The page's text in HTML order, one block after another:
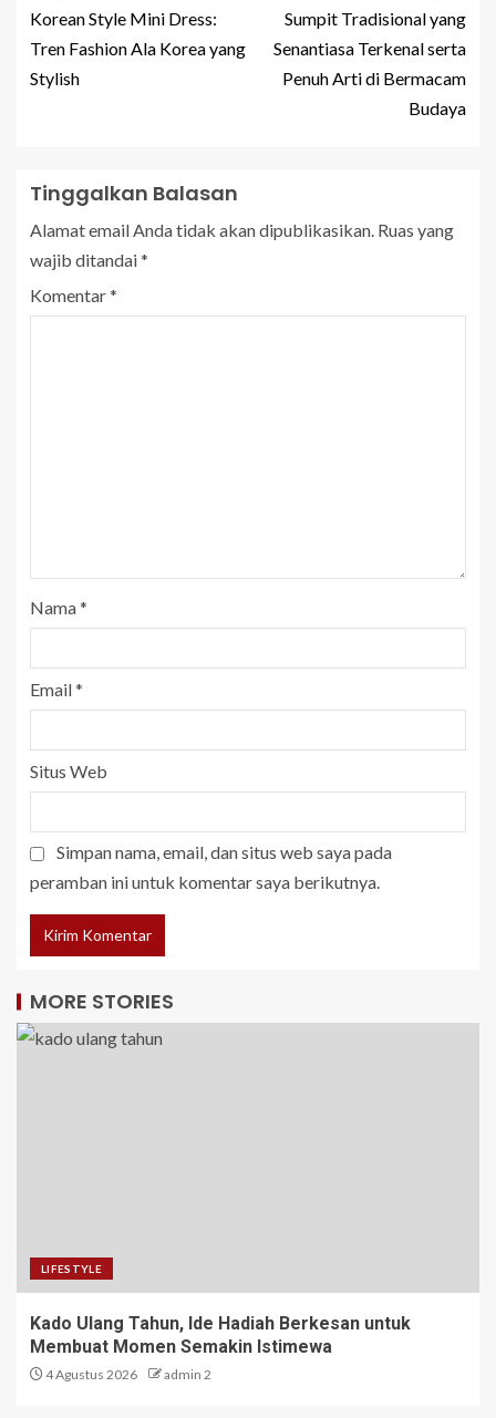
Korean Style Mini Dress:
Tren Fashion Ala Korea yang
Stylish
Sumpit Tradisional yang
Senantiasa Terkenal serta
Penuh Arti di Bermacam
Budaya
Tinggalkan Balasan
Alamat email Anda tidak akan dipublikasikan. Ruas yang
wajib ditandai*
Komentar*
Nama*
Email*
Situs Web
Simpan nama, email, dan situs web saya pada
peramban ini untuk komentar saya berikutnya.
MORE STORIES
LIFESTYLE
Kado Ulang Tahun, Ide Hadiah Berkesan untuk
Membuat Momen Semakin Istimewa
4 Agustus 2026 admin 2